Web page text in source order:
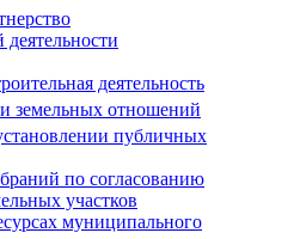
деятельность
земельных отношений
публичных
по согласованию
участков
муниципального